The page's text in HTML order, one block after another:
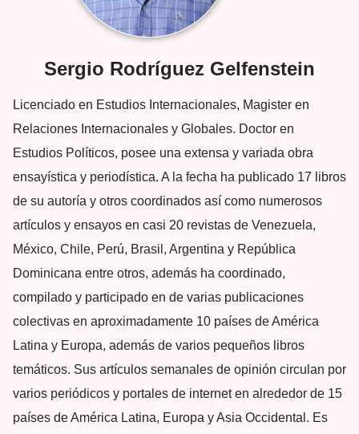
Sergio Rodríguez Gelfenstein
Licenciado en Estudios Internacionales, Magister en
Relaciones Internacionales y Globales. Doctor en
Estudios Políticos, posee una extensa y variada obra
ensayística y periodística. A la fecha ha publicado 17 libros
de su autoría y otros coordinados así como numerosos
artículos y ensayos en casi 20 revistas de Venezuela,
México, Chile, Perú, Brasil, Argentina y República
Dominicana entre otros, además ha coordinado,
compilado y participado en de varias publicaciones
colectivas en aproximadamente 10 países de América
Latina y Europa, además de varios pequeños libros
temáticos. Sus artículos semanales de opinión circulan por
varios periódicos y portales de internet en alrededor de 15
países de América Latina, Europa y Asia Occidental. Es